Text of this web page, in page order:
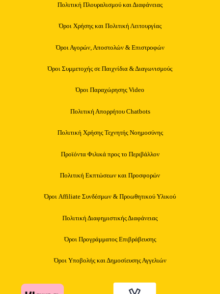
Πολιτική Πλουραλισμού και Διαφάνειας
Όροι Χρήσης και Πολιτική Λειτουργίας
Όροι Αγορών, Αποστολών & Επιστροφών
Όροι Συμμετοχής σε Παιχνίδια & Διαγωνισμούς
Όροι Παραχώρησης Video
Πολιτική Απορρήτου Chatbots
Πολιτική Χρήσης Τεχνητής Νοημοσύνης
Προϊόντα Φιλικά προς το Περιβάλλον
Πολιτική Εκπτώσεων και Προσφορών
Όροι Affiliate Συνδέσμων & Προωθητικού Υλικού
Πολιτική Διαφημιστικής Διαφάνειας
Όροι Προγράμματος Επιβράβευσης
Όροι Υποβολής και Δημοσίευσης Αγγελιών